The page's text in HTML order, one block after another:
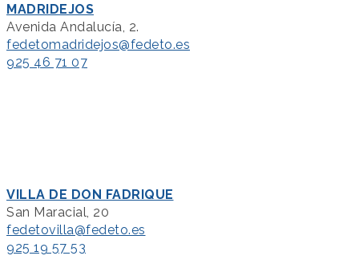
MADRIDEJOS
Avenida Andalucía, 2.
fedetomadridejos@fedeto.es
925 46 71 07
VILLA DE DON FADRIQUE
San Maracial, 20
fedetovilla@fedeto.es
925 19 57 53